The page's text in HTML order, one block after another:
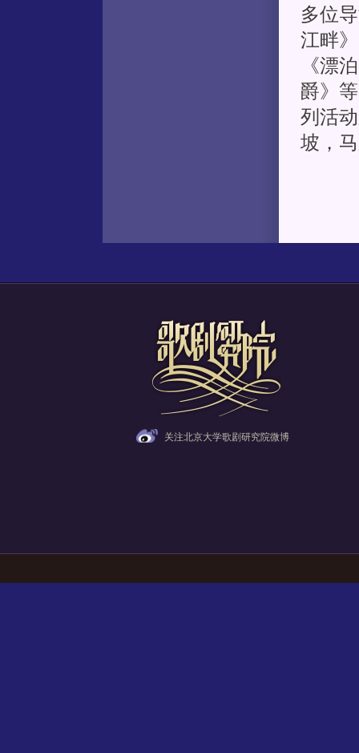
多位
江畔
《漂
爵》
列活
坡，
关注北京大学歌剧研究院微博